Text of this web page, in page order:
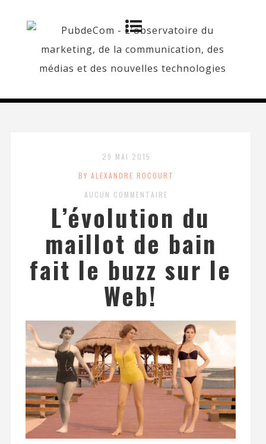
29 MAI 2015
BY ALEXANDRE ROCOURT
AUCUN COMMENTAIRE
L’évolution du
maillot de bain
fait le buzz sur le
Web!